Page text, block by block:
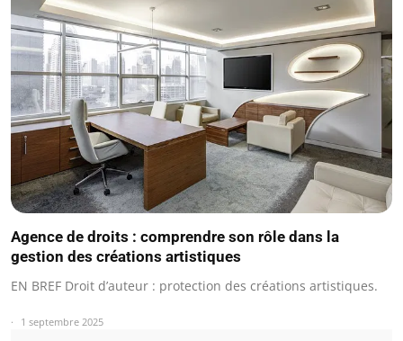
Agence de droits : comprendre son rôle dans la
gestion des créations artistiques
EN BREF Droit d’auteur : protection des créations artistiques.
1 septembre 2025